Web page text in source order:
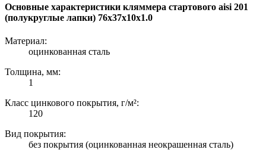
Основные характеристики кляммера стартового aisi 201
(полукруглые лапки) 76х37х10x1.0
Материал:
оцинкованная сталь
Толщина, мм:
1
Класс цинкового покрытия, г/м²:
120
Вид покрытия:
без покрытия (оцинкованная неокрашенная сталь)